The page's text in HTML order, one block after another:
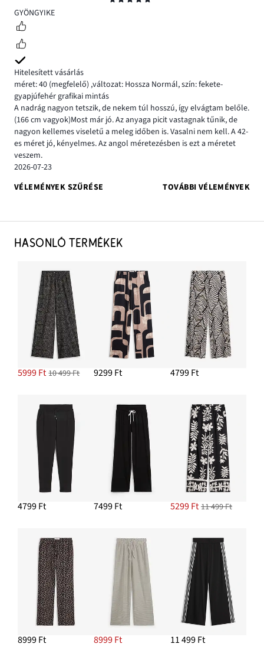
5
GYÖNGYIKE
Hitelesített vásárlás
méret: 40 (megfelelő) ,változat: Hossza Normál,szín: fekete-
gyapjúfehér grafikai mintás
A nadrág nagyon tetszik, de nekem túl hosszú, így elvágtam belőle.
(166 cm vagyok)Most már jó. Az anyaga picit vastagnak tűnik, de
nagyon kellemes viseletű a meleg időben is. Vasalni nem kell. A 42-
es méret jó, kényelmes. Az angol méretezésben is ezt a méretet
veszem.
2026-07-23
VÉLEMÉNYEK SZŰRÉSE
TOVÁBBI VÉLEMÉNYEK
HASONLÓ TERMÉKEK
5999 Ft 10 499 Ft 9299 Ft 4799 Ft
4799 Ft 7499 Ft 5299 Ft 11 499 Ft
8999 Ft 8999 Ft 11 499 Ft